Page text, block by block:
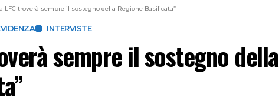
LFC troverà sempre il sostegno della Regione Basilicata”
INTERVISTE
sempre il sostegno della